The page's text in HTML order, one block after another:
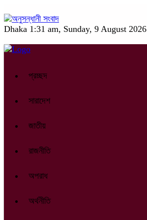
Dhaka 1:31 am, Sunday, 9 August 2026
প্রচ্ছদ
সারাদেশ
জাতীয়
রাজনীতি
অপরাধ
অর্থনীতি